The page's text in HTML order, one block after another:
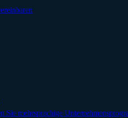
Sie mehrsprachige